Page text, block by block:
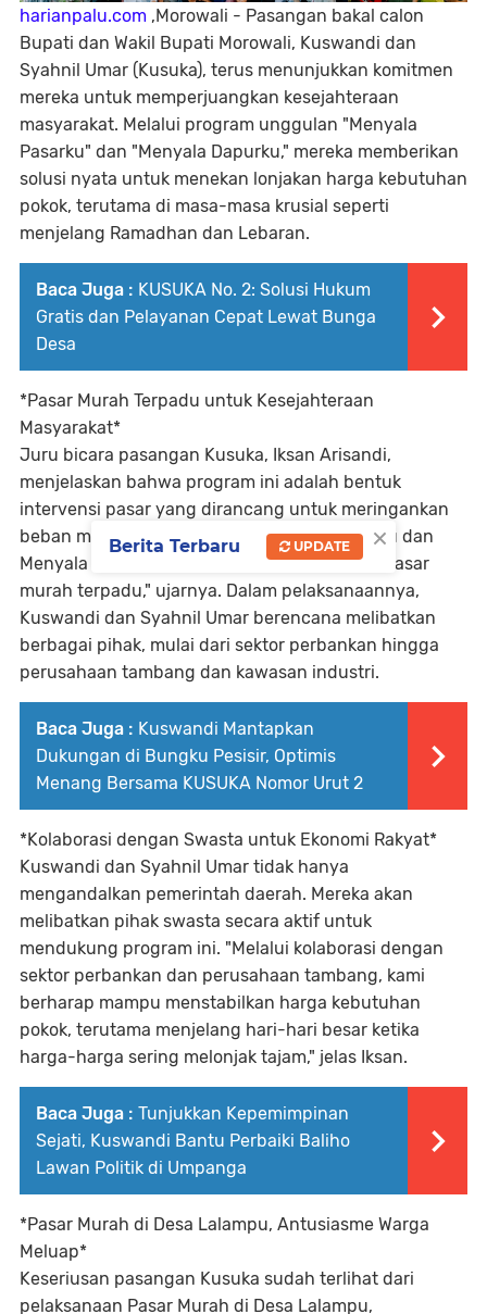
harianpalu.com ,Morowali - Pasangan bakal calon
Bupati dan Wakil Bupati Morowali, Kuswandi dan
Syahnil Umar (Kusuka), terus menunjukkan komitmen
mereka untuk memperjuangkan kesejahteraan
masyarakat. Melalui program unggulan "Menyala
Pasarku" dan "Menyala Dapurku," mereka memberikan
solusi nyata untuk menekan lonjakan harga kebutuhan
pokok, terutama di masa-masa krusial seperti
menjelang Ramadhan dan Lebaran.
Baca Juga : KUSUKA No. 2: Solusi Hukum
Gratis dan Pelayanan Cepat Lewat Bunga
Desa
*Pasar Murah Terpadu untuk Kesejahteraan
Masyarakat*
Juru bicara pasangan Kusuka, Iksan Arisandi,
menjelaskan bahwa program ini adalah bentuk
intervensi pasar yang dirancang untuk meringankan
beban masyarakat. "Program Menyala Pasarku dan
Menyala Dapurku akan dilaksanakan melalui pasar
murah terpadu," ujarnya. Dalam pelaksanaannya,
Kuswandi dan Syahnil Umar berencana melibatkan
berbagai pihak, mulai dari sektor perbankan hingga
perusahaan tambang dan kawasan industri.
Baca Juga : Kuswandi Mantapkan
Dukungan di Bungku Pesisir, Optimis
Menang Bersama KUSUKA Nomor Urut 2
*Kolaborasi dengan Swasta untuk Ekonomi Rakyat*
Kuswandi dan Syahnil Umar tidak hanya
mengandalkan pemerintah daerah. Mereka akan
melibatkan pihak swasta secara aktif untuk
mendukung program ini. "Melalui kolaborasi dengan
sektor perbankan dan perusahaan tambang, kami
berharap mampu menstabilkan harga kebutuhan
pokok, terutama menjelang hari-hari besar ketika
harga-harga sering melonjak tajam," jelas Iksan.
Baca Juga : Tunjukkan Kepemimpinan
Sejati, Kuswandi Bantu Perbaiki Baliho
Lawan Politik di Umpanga
*Pasar Murah di Desa Lalampu, Antusiasme Warga
Meluap*
Keseriusan pasangan Kusuka sudah terlihat dari
pelaksanaan Pasar Murah di Desa Lalampu,
×
Berita Terbaru UPDATE